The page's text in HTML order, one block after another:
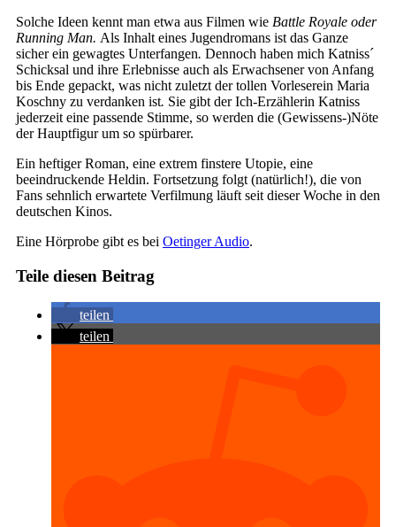
Solche Ideen kennt man etwa aus Filmen wie Battle Royale oder
Running Man. Als Inhalt eines Jugendromans ist das Ganze
sicher ein gewagtes Unterfangen. Dennoch haben mich Katniss´
Schicksal und ihre Erlebnisse auch als Erwachsener von Anfang
bis Ende gepackt, was nicht zuletzt der tollen Vorleserein Maria
Koschny zu verdanken ist. Sie gibt der Ich-Erzählerin Katniss
jederzeit eine passende Stimme, so werden die (Gewissens-)Nöte
der Hauptfigur um so spürbarer.
Ein heftiger Roman, eine extrem finstere Utopie, eine
beeindruckende Heldin. Fortsetzung folgt (natürlich!), die von
Fans sehnlich erwartete Verfilmung läuft seit dieser Woche in den
deutschen Kinos.
Eine Hörprobe gibt es bei Oetinger Audio.
Teile diesen Beitrag
teilen
teilen